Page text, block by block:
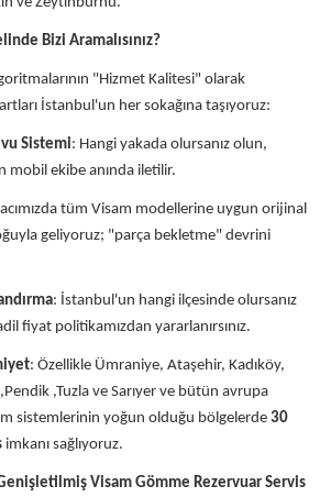
Bizi Aramalısınız?
"Hizmet Kalitesi" olarak
İstanbul'un her sokağına taşıyoruz:
Sistemi: Hangi yakada olursanız olun,
mobil ekibe anında iletilir.
tüm Visam modellerine uygun orijinal
geliyoruz; "parça bekletme" devrini
: İstanbul'un hangi ilçesinde olursanız
fiyat politikamızdan yararlanırsınız.
: Özellikle Ümraniye, Ataşehir, Kadıköy,
,Tuzla ve Sarıyer ve bütün avrupa
sistemlerinin yoğun olduğu bölgelerde 30
imkanı sağlıyoruz.
Visam Gömme Rezervuar Servis